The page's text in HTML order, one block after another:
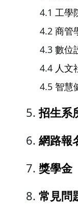
工學
商管
數位
人文
智慧
招生系
網路報
獎學金
常見問